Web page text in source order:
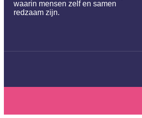
waarin mensen zelf en samen
redzaam zijn.